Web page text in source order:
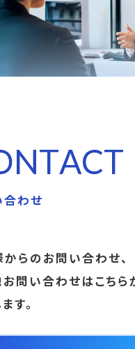
NTACT
合わせ
らのお問い合わせ、
問い合わせはこちら
す。